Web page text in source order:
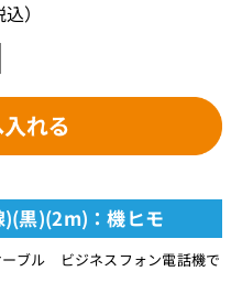
込）
)(黒)(2m)：機ヒモ
ブル ビジネスフォン電話機で